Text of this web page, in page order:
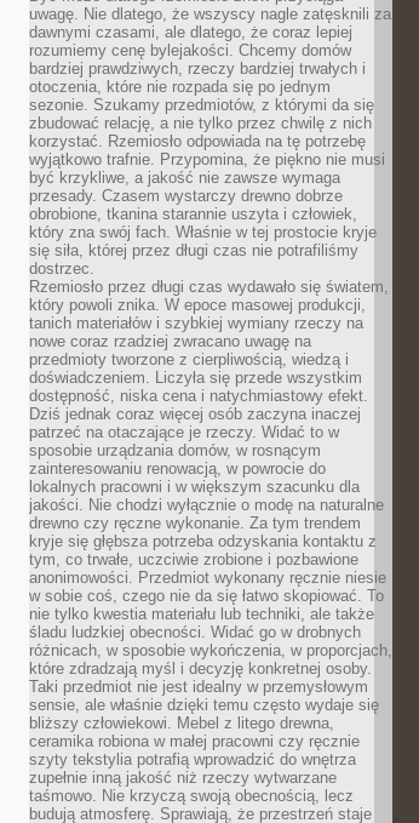
uwagę. Nie dlatego, że wszyscy nagle zatęsknili za
dawnymi czasami, ale dlatego, że coraz lepiej
rozumiemy cenę bylejakości. Chcemy domów
bardziej prawdziwych, rzeczy bardziej trwałych i
otoczenia, które nie rozpada się po jednym
sezonie. Szukamy przedmiotów, z którymi da się
zbudować relację, a nie tylko przez chwilę z nich
korzystać. Rzemiosło odpowiada na tę potrzebę
wyjątkowo trafnie. Przypomina, że piękno nie musi
być krzykliwe, a jakość nie zawsze wymaga
przesady. Czasem wystarczy drewno dobrze
obrobione, tkanina starannie uszyta i człowiek,
który zna swój fach. Właśnie w tej prostocie kryje
się siła, której przez długi czas nie potrafiliśmy
dostrzec.
Rzemiosło przez długi czas wydawało się światem,
który powoli znika. W epoce masowej produkcji,
tanich materiałów i szybkiej wymiany rzeczy na
nowe coraz rzadziej zwracano uwagę na
przedmioty tworzone z cierpliwością, wiedzą i
doświadczeniem. Liczyła się przede wszystkim
dostępność, niska cena i natychmiastowy efekt.
Dziś jednak coraz więcej osób zaczyna inaczej
patrzeć na otaczające je rzeczy. Widać to w
sposobie urządzania domów, w rosnącym
zainteresowaniu renowacją, w powrocie do
lokalnych pracowni i w większym szacunku dla
jakości. Nie chodzi wyłącznie o modę na naturalne
drewno czy ręczne wykonanie. Za tym trendem
kryje się głębsza potrzeba odzyskania kontaktu z
tym, co trwałe, uczciwie zrobione i pozbawione
anonimowości. Przedmiot wykonany ręcznie niesie
w sobie coś, czego nie da się łatwo skopiować. To
nie tylko kwestia materiału lub techniki, ale także
śladu ludzkiej obecności. Widać go w drobnych
różnicach, w sposobie wykończenia, w proporcjach,
które zdradzają myśl i decyzję konkretnej osoby.
Taki przedmiot nie jest idealny w przemysłowym
sensie, ale właśnie dzięki temu często wydaje się
bliższy człowiekowi. Mebel z litego drewna,
ceramika robiona w małej pracowni czy ręcznie
szyty tekstylia potrafią wprowadzić do wnętrza
zupełnie inną jakość niż rzeczy wytwarzane
taśmowo. Nie krzyczą swoją obecnością, lecz
budują atmosferę. Sprawiają, że przestrzeń staje